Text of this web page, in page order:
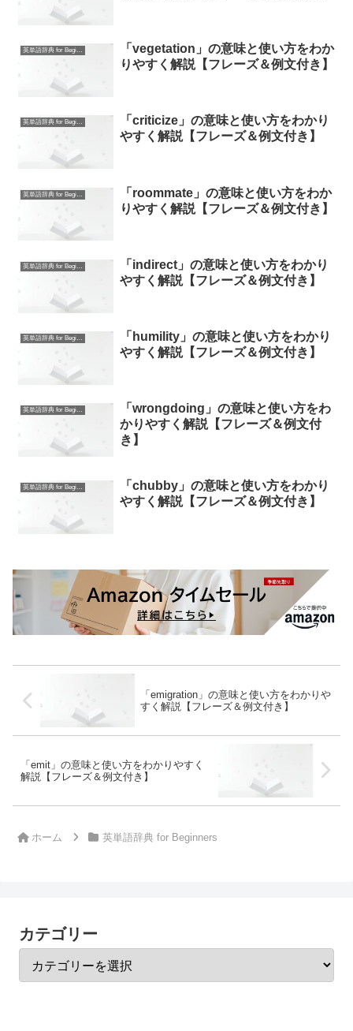
英単語辞典 for Beginners
「vegetation」の意味と使い方をわか
りやすく解説【フレーズ＆例文付き】
英単語辞典 for Beginners
「criticize」の意味と使い方をわかり
やすく解説【フレーズ＆例文付き】
英単語辞典 for Beginners
「roommate」の意味と使い方をわか
りやすく解説【フレーズ＆例文付き】
英単語辞典 for Beginners
「indirect」の意味と使い方をわかり
やすく解説【フレーズ＆例文付き】
英単語辞典 for Beginners
「humility」の意味と使い方をわかり
やすく解説【フレーズ＆例文付き】
英単語辞典 for Beginners
「wrongdoing」の意味と使い方をわ
かりやすく解説【フレーズ＆例文付
き】
英単語辞典 for Beginners
「chubby」の意味と使い方をわかり
やすく解説【フレーズ＆例文付き】
「emigration」の意味と使い方をわかりや
すく解説【フレーズ＆例文付き】
「emit」の意味と使い方をわかりやすく
解説【フレーズ＆例文付き】
ホーム 英単語辞典 for Beginners
カテゴリー